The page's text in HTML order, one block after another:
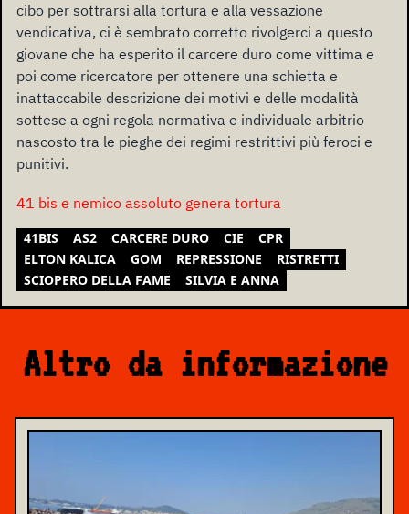
cibo per sottrarsi alla tortura e alla vessazione
vendicativa, ci è sembrato corretto rivolgerci a questo
giovane che ha esperito il carcere duro come vittima e
poi come ricercatore per ottenere una schietta e
inattaccabile descrizione dei motivi e delle modalità
sottese a ogni regola normativa e individuale arbitrio
nascosto tra le pieghe dei regimi restrittivi più feroci e
punitivi.
41 bis e nemico assoluto genera tortura
41BIS AS2 CARCERE DURO CIE
CPR
ELTON KALICA
GOM REPRESSIONE
RISTRETTI
SCIOPERO DELLA FAME
SILVIA E ANNA
Altro da informazione